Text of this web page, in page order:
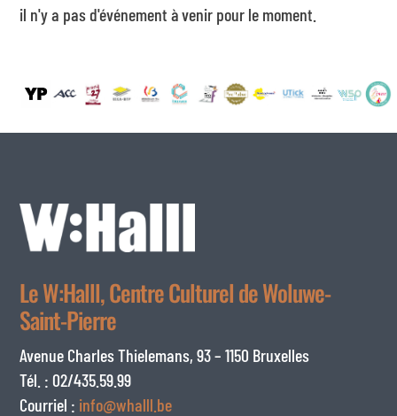
il n'y a pas d'événement à venir pour le moment.
Le W:Halll, Centre Culturel de Woluwe-
Saint-Pierre
Avenue Charles Thielemans, 93 – 1150 Bruxelles
Tél. : 02/435.59.99
Courriel : info@whalll.be